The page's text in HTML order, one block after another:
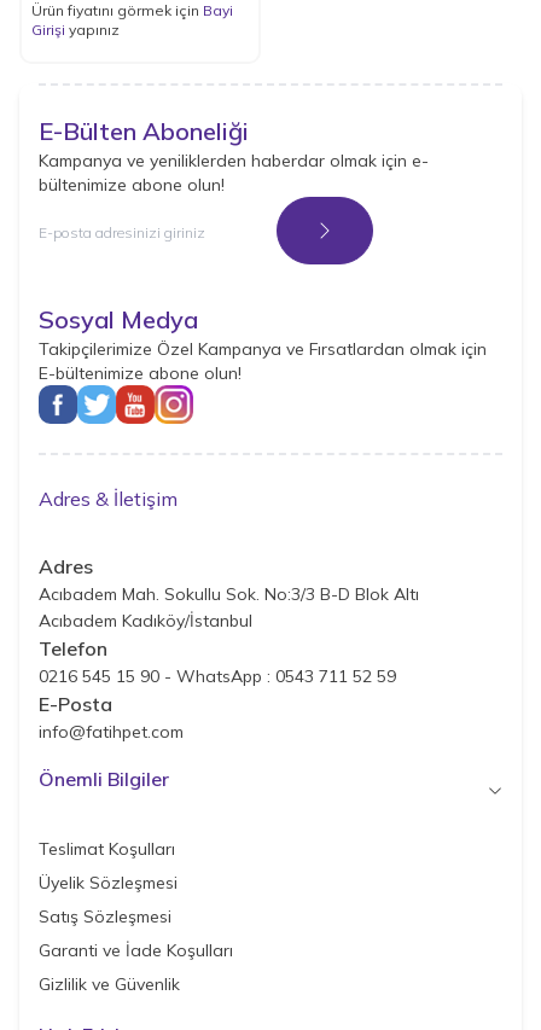
Ürün fiyatını görmek için Bayi
Girişi yapınız
E-Bülten Aboneliği
Kampanya ve yeniliklerden haberdar olmak için e-
bültenimize abone olun!
Kayıt Ol
Sosyal Medya
Takipçilerimize Özel Kampanya ve Fırsatlardan olmak için
E-bültenimize abone olun!
Adres & İletişim
Adres
Acıbadem Mah. Sokullu Sok. No:3/3 B-D Blok Altı
Acıbadem Kadıköy/İstanbul
Telefon
0216 545 15 90 - WhatsApp : 0543 711 52 59
E-Posta
info@fatihpet.com
Önemli Bilgiler
Teslimat Koşulları
Üyelik Sözleşmesi
Satış Sözleşmesi
Garanti ve İade Koşulları
Gizlilik ve Güvenlik